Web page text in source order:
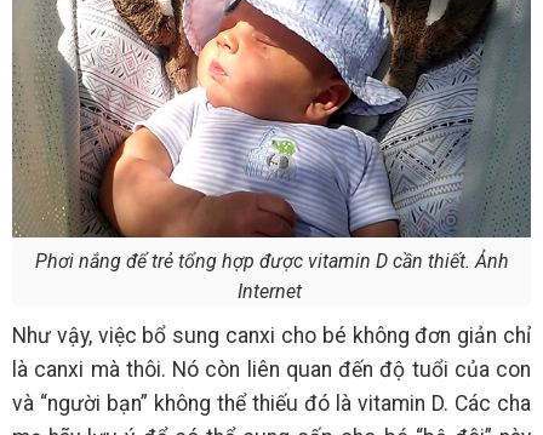
Phơi nắng để trẻ tổng hợp được vitamin D cần thiết. Ảnh
Internet
Như vậy, việc bổ sung canxi cho bé không đơn giản chỉ
là canxi mà thôi. Nó còn liên quan đến độ tuổi của con
và “người bạn” không thể thiếu đó là vitamin D. Các cha